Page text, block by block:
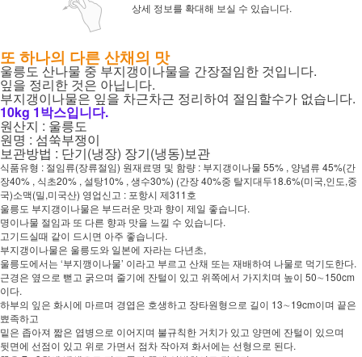
상세 정보를 확대해 보실 수 있습니다.
또 하나의 다른 산채의 맛
울릉도 산나물 중 부지갱이나물을 간장절임한 것입니다.
잎을 정리한 것은 아닙니다.
부지갱이나물은 잎을 차근차근 정리하여 절임할수가 없습니다.
10kg 1박스입니다.
원산지 : 울릉도
원명 : 섬쑥부쟁이
보관방법 : 단기(냉장) 장기(냉동)보관
식품유형 : 절임류(장류절임) 원재료명 및 함량 : 부지갱이나물 55% , 양념류 45%(간
장40% , 식초20% , 설탕10% , 생수30%) (간장 40%중 탈지대두18.6%(미국,인도,중
국)소맥(밀,미국산) 영업신고 : 포항시 제311호
울릉도 부지갱이나물은 부드러운 맛과 향이 제일 좋습니다.
명이나물 절임과 또 다른 향과 맛을 느낄 수 있습니다.
고기드실때 같이 드시면 아주 좋습니다.
부지갱이나물은 울릉도와 일본에 자라는 다년초,
울릉도에서는 ‘부지깽이나물’ 이라고 부르고 산채 또는 재배하여 나물로 먹기도한다.
근경은 옆으로 뻗고 굵으며 줄기에 잔털이 있고 위쪽에서 가지치며 높이 50∼150cm
이다.
하부의 잎은 화시에 마르며 경엽은 호생하고 장타원형으로 길이 13∼19cm이며 끝은
뾰족하고
밑은 좁아져 짧은 엽병으로 이어지며 불규칙한 거치가 있고 양면에 잔털이 있으며
뒷면에 선점이 있고 위로 가면서 점차 작아져 화서에는 선형으로 된다.